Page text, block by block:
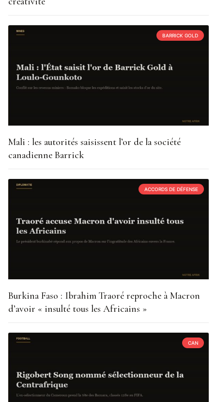
BARRICK GOLD
Mali : les autorités saisissent l’or de la société
canadienne Barrick
ACCORDS DE DÉFENSE
Burkina Faso : Ibrahim Traoré reproche à Macron
d’avoir « insulté tous les Africains »
CAN